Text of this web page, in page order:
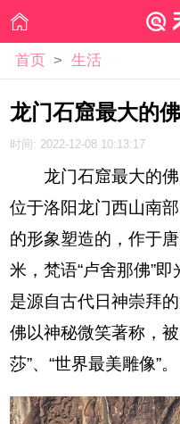
首页 > 生活
龙门石窟最大的
时间: 2022-12-08 10:13:17
龙门石窟最大的佛
位于洛阳龙门西山南
的形象塑造的，作于
米，梵语“卢舍那佛”
是源自古代日神崇拜
佛以神秘微笑著称，
莎”、“世界最美雕像”。